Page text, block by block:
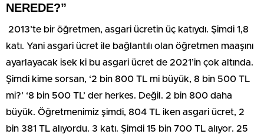
NEREDE?”
2013’te bir öğretmen, asgari ücretin üç katıydı. Şimdi 1,8
katı. Yani asgari ücret ile bağlantılı olan öğretmen maaşını
ayarlayacak isek ki bu asgari ücret de 2021’in çok altında.
Şimdi kime sorsan, ‘2 bin 800 TL mi büyük, 8 bin 500 TL
mi?’ ‘8 bin 500 TL’ der herkes. Değil. 2 bin 800 daha
büyük. Öğretmenimiz şimdi, 804 TL iken asgari ücret, 2
bin 381 TL alıyordu. 3 katı. Şimdi 15 bin 700 TL alıyor. 25